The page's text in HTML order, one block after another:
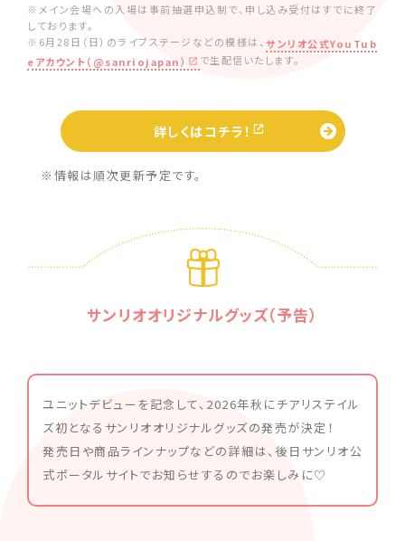
※メイン会場への入場は事前抽選申込制で、申し込み受付はすでに終了
しております。
※6月28日（日）のライブステージなどの模様は、 サンリオ公式YouTub
eアカウント（@sanriojapan）
で生配信いたします。
詳しくはコチラ！
※情報は順次更新予定です。
サンリオオリジナルグッズ（予告）
ユニットデビューを記念して、2026年秋にチアリステイル
ズ初となるサンリオオリジナルグッズの発売が決定！
発売日や商品ラインナップなどの詳細は、後日サンリオ公
式ポータルサイトでお知らせするのでお楽しみに♡